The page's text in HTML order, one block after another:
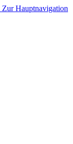
Zur Hauptnavigation